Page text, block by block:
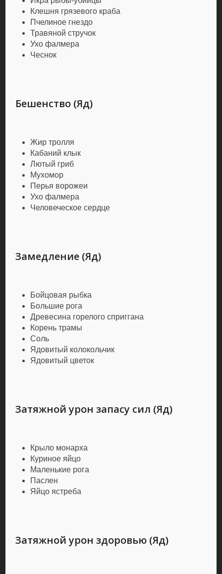
Клешня грязевого краба
Пчелиное гнездо
Травяной стручок
Ухо фалмера
Чеснок
Бешенство (Яд)
Жир тролля
Кабаний клык
Лютый гриб
Мухомор
Перья ворожеи
Ухо фалмера
Человеческое сердце
Замедление (Яд)
Бойцовая рыбка
Большие рога
Древесина горелого сприггана
Корень трамы
Соль
Ядовитый колокольчик
Ядовитый цветок
Затяжной урон запасу сил (Яд)
Крыло монарха
Куриное яйцо
Маленькие рога
Паслен
Яйцо ястреба
Затяжной урон здоровью (Яд)